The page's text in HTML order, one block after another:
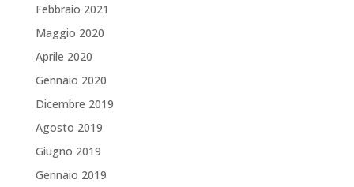
Febbraio 2021
Maggio 2020
Aprile 2020
Gennaio 2020
Dicembre 2019
Agosto 2019
Giugno 2019
Gennaio 2019